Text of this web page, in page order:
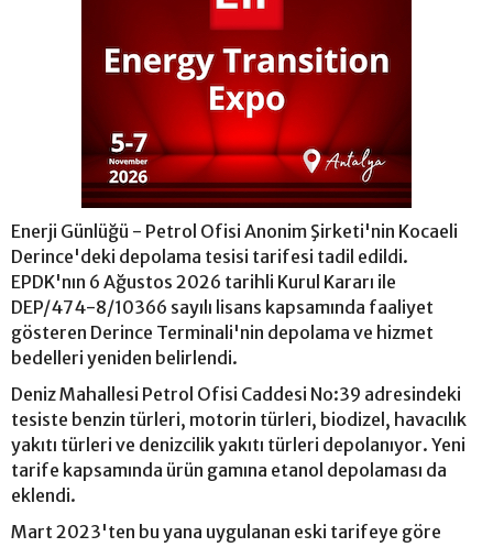
Enerji Günlüğü - Petrol Ofisi Anonim Şirketi'nin Kocaeli
Derince'deki depolama tesisi tarifesi tadil edildi.
EPDK'nın 6 Ağustos 2026 tarihli Kurul Kararı ile
DEP/474-8/10366 sayılı lisans kapsamında faaliyet
gösteren Derince Terminali'nin depolama ve hizmet
bedelleri yeniden belirlendi.
Deniz Mahallesi Petrol Ofisi Caddesi No:39 adresindeki
tesiste benzin türleri, motorin türleri, biodizel, havacılık
yakıtı türleri ve denizcilik yakıtı türleri depolanıyor. Yeni
tarife kapsamında ürün gamına etanol depolaması da
eklendi.
Mart 2023'ten bu yana uygulanan eski tarifeye göre